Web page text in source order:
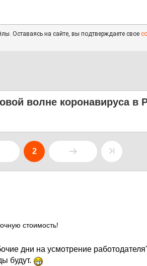
Оставаясь на сайте, вы подтверждаете свое
волне коронавируса в
2
стоимость!
дни на усмотрение
будут.